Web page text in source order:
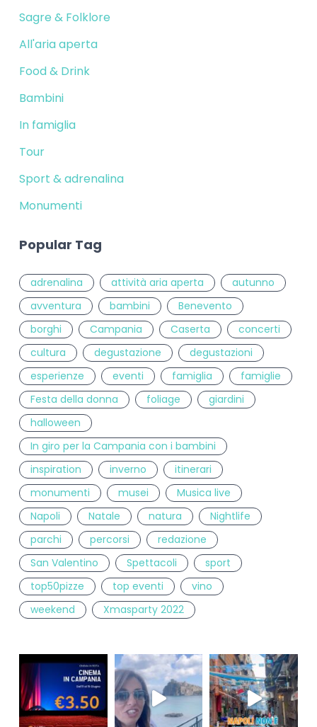
Sagre & Folklore
All'aria aperta
Food & Drink
Bambini
In famiglia
Tour
Sport & adrenalina
Monumenti
Popular Tag
adrenalina attività aria aperta
autunno
avventura
bambini
Benevento
borghi
Campania Caserta
concerti
cultura
degustazione
degustazioni
esperienze
eventi famiglia
famiglie
Festa della donna
foliage
giardini
halloween
In giro per la Campania con i bambini
inspiration
inverno
itinerari
monumenti
musei
Musica live
Napoli
Natale natura
Nightlife
parchi
percorsi
redazione
San Valentino
Spettacoli
sport
top50pizze
top eventi
vino
weekend
Xmasparty 2022